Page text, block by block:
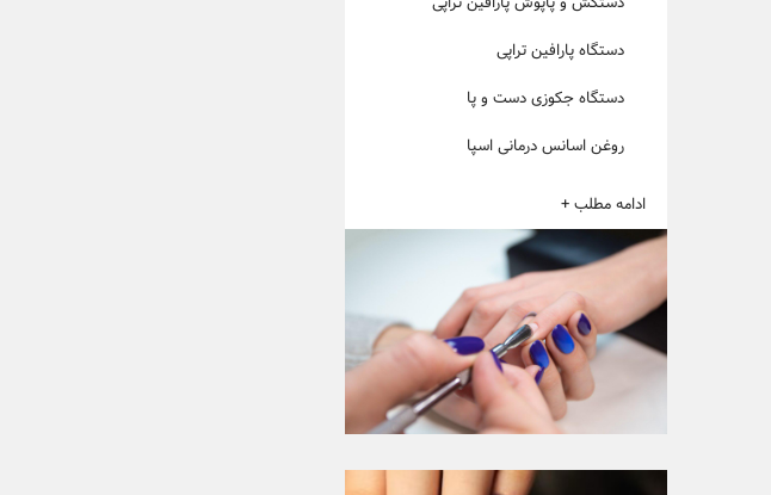
دستگاه پارافین تراپی
دستگاه جکوزی دست و پا
روغن اسانس درمانی اسپا
ادامه مطلب +